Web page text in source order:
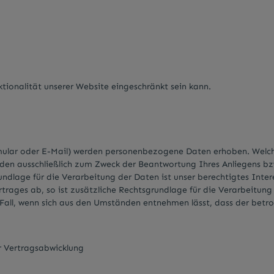
unserer Website eingeschränkt sein kann.
oder E-Mail) werden personenbezogene Daten erhoben.
ausschließlich zum Zweck der Beantwortung Ihres Anliegens
für die Verarbeitung der Daten ist unser berechtigtes
ab, so ist zusätzliche Rechtsgrundlage für die
wenn sich aus den Umständen entnehmen lässt, dass der